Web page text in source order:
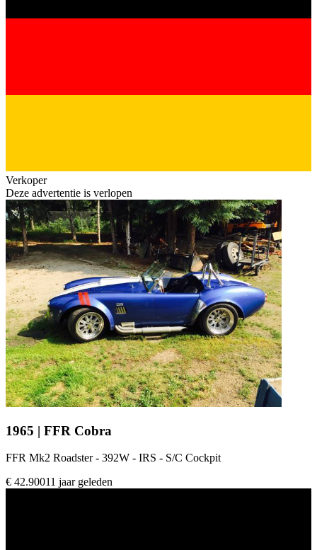
Verkoper
Deze advertentie is verlopen
1965 | FFR Cobra
FFR Mk2 Roadster - 392W - IRS - S/C Cockpit
€ 42.90011 jaar geleden